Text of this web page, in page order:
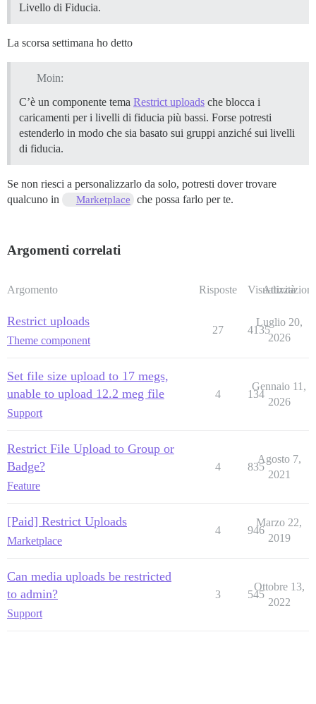
Livello di Fiducia.
La scorsa settimana ho detto
Moin:
C’è un componente tema Restrict uploads che blocca i
caricamenti per i livelli di fiducia più bassi. Forse potresti
estenderlo in modo che sia basato sui gruppi anziché sui livelli
di fiducia.
Se non riesci a personalizzarlo da solo, potresti dover trovare
qualcuno in
Marketplace che possa farlo per te.
Argomenti correlati
Argomento Risposte Visualizzazioni
Attività
Restrict uploads
Theme component
27 4135
Luglio 20,
2026
Set file size upload to 17 megs,
unable to upload 12.2 meg file
Support
4 134
Gennaio 11,
2026
Restrict File Upload to Group or
Badge?
Feature
4 835
Agosto 7,
2021
[Paid] Restrict Uploads
Marketplace
4 946
Marzo 22,
2019
Can media uploads be restricted
to admin?
Support
3 545
Ottobre 13,
2022